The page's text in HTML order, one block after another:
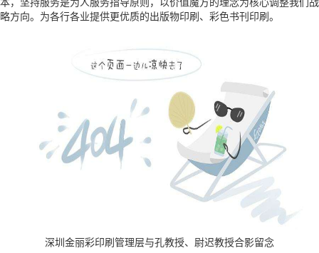
略方向。为各行各业提供更优质的出版物印刷、彩色书刊印刷。
深圳金丽彩印刷管理层与孔教授、尉迟教授合影留念